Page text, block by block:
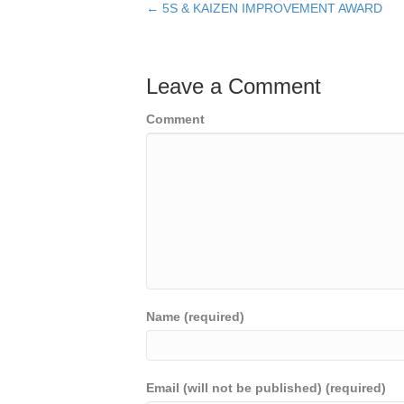
← 5S & KAIZEN IMPROVEMENT AWARD
Leave a Comment
Comment
Name (required)
Email (will not be published) (required)